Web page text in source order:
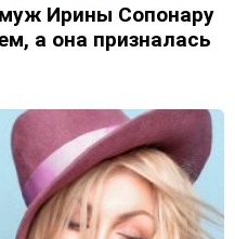
Ирины Сопонару
а она призналась